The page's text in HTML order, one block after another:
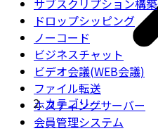
サブスクリプション構築
ドロップシッピング
ノーコード
ビジネスチャット
ビデオ会議(WEB会議)
ファイル転送
ホスティングサーバー
会員管理システム
カテゴリー